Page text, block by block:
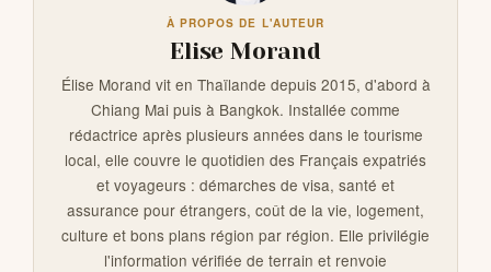
À PROPOS DE L'AUTEUR
Elise Morand
Élise Morand vit en Thaïlande depuis 2015, d'abord à
Chiang Mai puis à Bangkok. Installée comme
rédactrice après plusieurs années dans le tourisme
local, elle couvre le quotidien des Français expatriés
et voyageurs : démarches de visa, santé et
assurance pour étrangers, coût de la vie, logement,
culture et bons plans région par région. Elle privilégie
l'information vérifiée de terrain et renvoie